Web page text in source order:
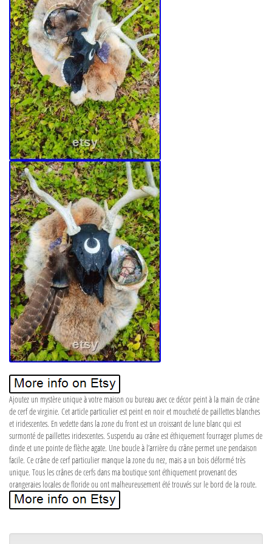
Ajoutez un mystère unique à votre maison ou bureau avec ce décor peint à la main de crâne
de cerf de virginie. Cet article particulier est peint en noir et moucheté de paillettes blanches
et iridescentes. En vedette dans la zone du front est un croissant de lune blanc qui est
surmonté de paillettes iridescentes. Suspendu au crâne est éthiquement fourrager plumes de
dinde et une pointe de flèche agate. Une boucle à l’arrière du crâne permet une pendaison
facile. Ce crâne de cerf particulier manque la zone du nez, mais a un bois déformé très
unique. Tous les crânes de cerfs dans ma boutique sont éthiquement provenant des
orangeraies locales de floride ou ont malheureusement été trouvés sur le bord de la route.